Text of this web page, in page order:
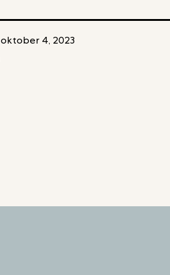
INDUSTRIFASTIGHET
KONTORSFASTIGHET
I
oktober 4, 2023